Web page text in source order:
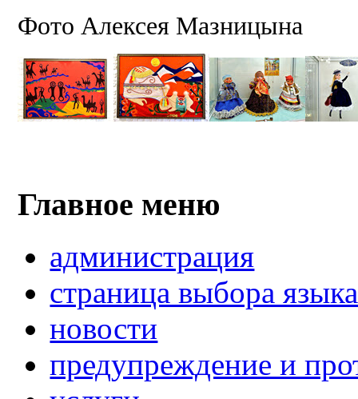
Фото Алексея Мазницына
Главное меню
администрация
страница выбора языка
новости
предупреждение и